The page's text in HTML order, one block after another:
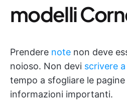
modelli
Prendere note non deve
noioso. Non devi scrivere
tempo a sfogliare le
informazioni importanti.